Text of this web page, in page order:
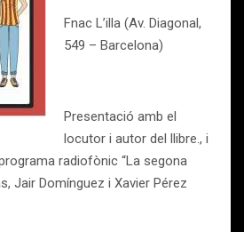
Fnac L’illa (Av. Diagonal,
549 – Barcelona)
Presentació amb el
locutor i autor del llibre., i
radiofònic “La segona
Jair Domínguez i Xavier Pérez